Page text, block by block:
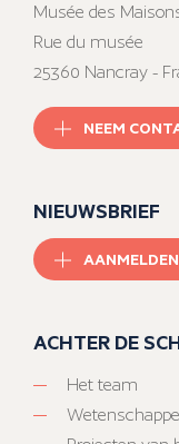
Musée des
Rue du musée
25360 Nancray -
NEEM
NIEUWSBRIEF
AANMELDEN
ACHTER DE
Het team